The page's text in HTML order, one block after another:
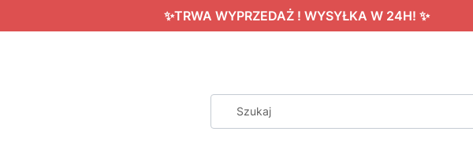
✨TRWA WYPRZEDAŻ ! WYSYŁKA W 24H! ✨